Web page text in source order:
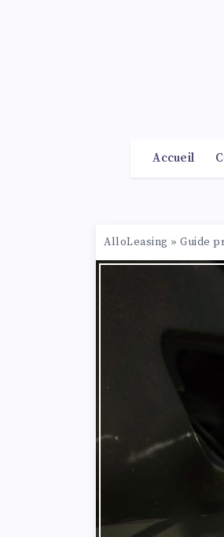
Accueil
AlloLeasing » Guide